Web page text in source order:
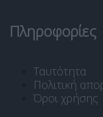
Πληροφορίες
Ταυτότητα
Πολιτική
Όροι χρήσης